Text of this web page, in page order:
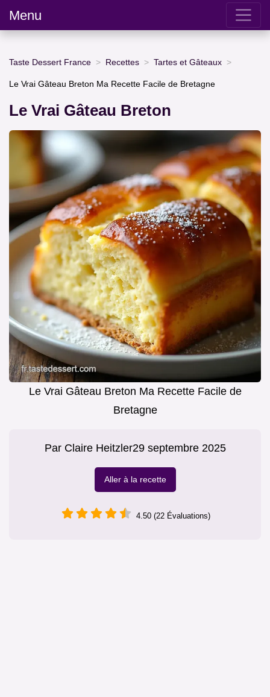
Menu
Taste Dessert France Recettes Tartes et Gâteaux
Le Vrai Gâteau Breton Ma Recette Facile de Bretagne
Le Vrai Gâteau Breton
Le Vrai Gâteau Breton Ma Recette Facile de
Bretagne
Par Claire Heitzler29 septembre 2025
Aller à la recette
4.50 (22 Évaluations)